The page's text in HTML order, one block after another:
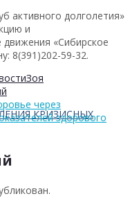
КРИЗИСНЫХ
активного долголетия»
и
«Сибирское
8(391)202-59-32.
Зоя
через
здорового